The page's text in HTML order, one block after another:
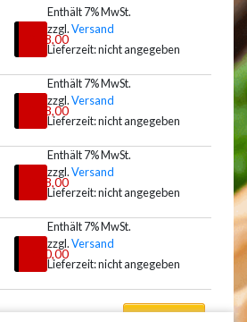
18,00
Enthält 7% MwSt.
zzgl.Versand
Lieferzeit: nicht angegeben
18,00
Enthält 7% MwSt.
zzgl.Versand
Lieferzeit: nicht angegeben
18,00
Enthält 7% MwSt.
zzgl.Versand
Lieferzeit: nicht angegeben
20,00
Enthält 7% MwSt.
zzgl.Versand
Lieferzeit: nicht angegeben